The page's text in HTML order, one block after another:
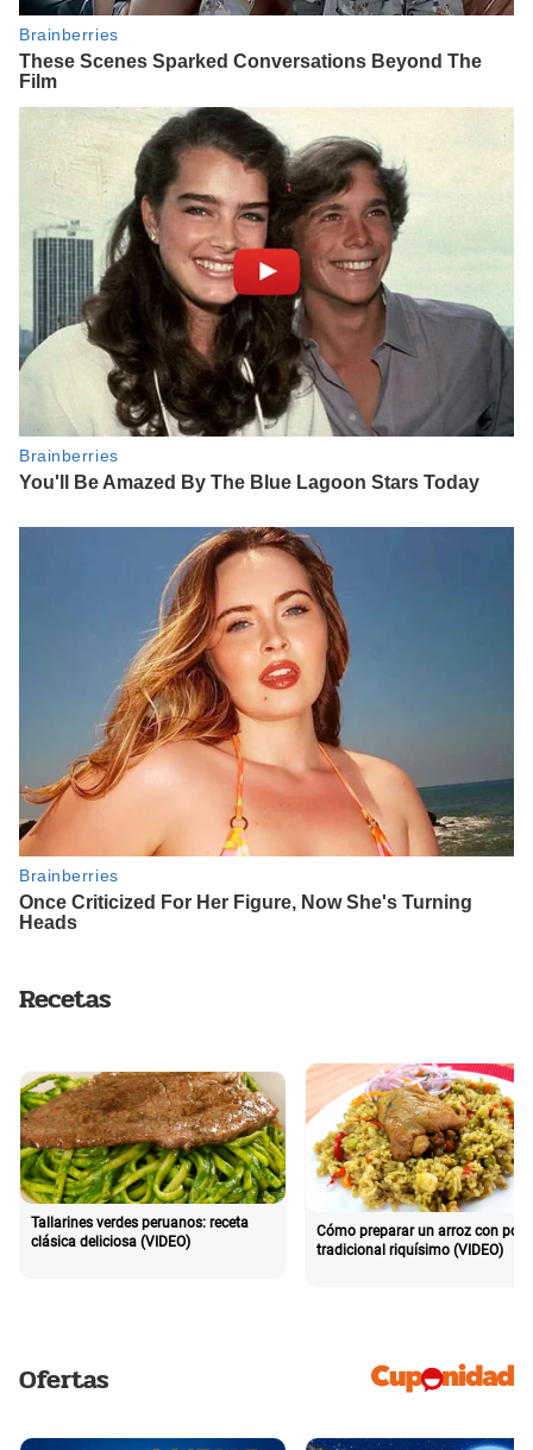
Recetas
Tallarines verdes peruanos: receta
clásica deliciosa (VIDEO)
Cómo preparar un arroz con pollo
tradicional riquísimo (VIDEO)
Ofertas